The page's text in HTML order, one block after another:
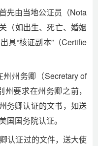
先由当地公证员（Nota
（如出生、死亡、婚姻
具“核证副本”（Certifie
州务卿（Secretary of
要求在州务卿之前，
务卿认证的文书，如送
国国务院认证。
认证过的文件，送大使